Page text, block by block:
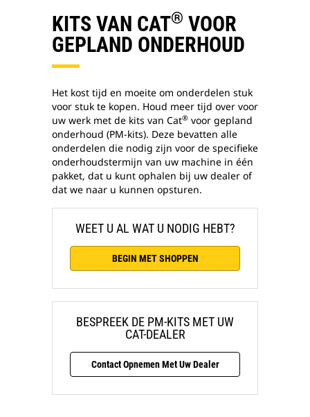
KITS VAN CAT® VOOR
GEPLAND ONDERHOUD
Het kost tijd en moeite om onderdelen stuk
voor stuk te kopen. Houd meer tijd over voor
uw werk met de kits van Cat® voor gepland
onderhoud (PM-kits). Deze bevatten alle
onderdelen die nodig zijn voor de specifieke
onderhoudstermijn van uw machine in één
pakket, dat u kunt ophalen bij uw dealer of
dat we naar u kunnen opsturen.
WEET U AL WAT U NODIG HEBT?
BEGIN MET SHOPPEN
BESPREEK DE PM-KITS MET UW
CAT-DEALER
Contact Opnemen Met Uw Dealer